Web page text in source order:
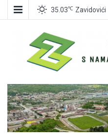
35.03℃ Zavidovići